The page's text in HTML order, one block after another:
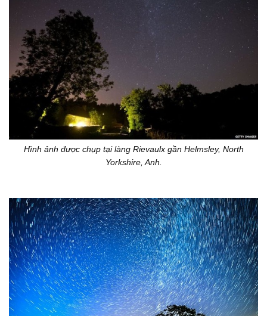
Hình ảnh được chụp tại làng Rievaulx gần Helmsley, North
Yorkshire, Anh.